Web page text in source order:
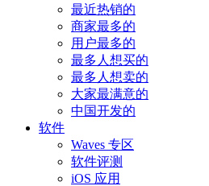
最近热销的
商家最多的
用户最多的
最多人想买的
最多人想卖的
大家最满意的
中国开发的
软件
Waves 专区
软件评测
iOS 应用